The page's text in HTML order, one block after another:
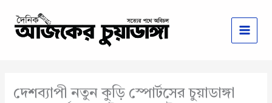
content
দেশব্যাপী নতুন কুড়ি স্পোর্টসের চুয়াডাঙ্গা